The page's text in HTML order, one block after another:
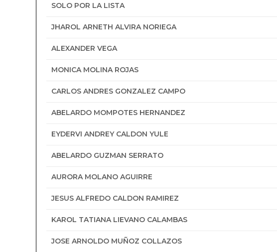
SOLO POR LA LISTA
JHAROL ARNETH ALVIRA NORIEGA
ALEXANDER VEGA
MONICA MOLINA ROJAS
CARLOS ANDRES GONZALEZ CAMPO
ABELARDO MOMPOTES HERNANDEZ
EYDERVI ANDREY CALDON YULE
ABELARDO GUZMAN SERRATO
AURORA MOLANO AGUIRRE
JESUS ALFREDO CALDON RAMIREZ
KAROL TATIANA LIEVANO CALAMBAS
JOSE ARNOLDO MUÑOZ COLLAZOS